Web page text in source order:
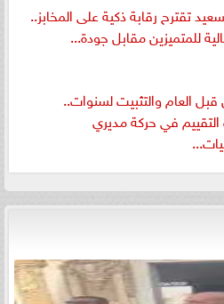
تقترح رقابة ذكية على المخابز..
للمتميزين مقابل جودة...
قبل العام والتثبيت لسنوات..
في حركة مديري